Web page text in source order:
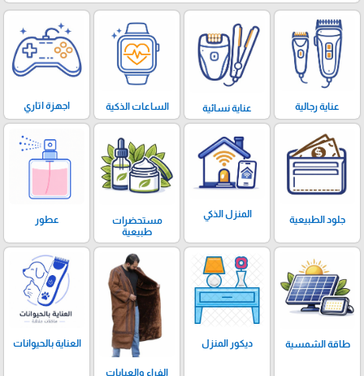
عناية رجالية عناية نسائية الساعات الذكية اجهزة اتاري
جلود الطبيعية
المنزل الذكي
مستحضرات
طبيعية
عطور
طاقة الشمسية ديكور المنزل
الفراء والعبايات
العناية بالحيوانات